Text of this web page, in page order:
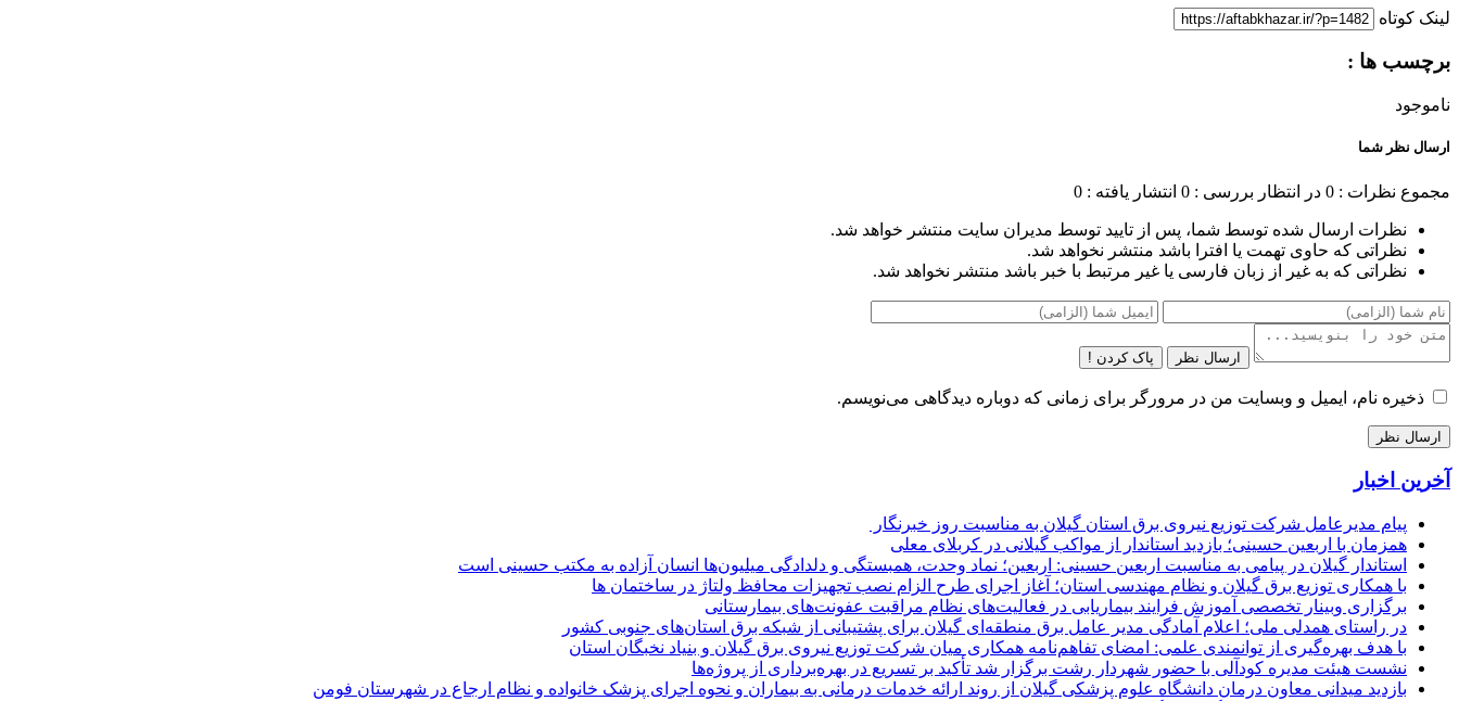
لینک کوتاه
برچسب ها :
ناموجود
ارسال نظر شما
مجموع نظرات : 0 در انتظار بررسی : 0 انتشار یافته : 0
نظرات ارسال شده توسط شما، پس از تایید توسط مدیران سایت منتشر خواهد شد.
نظراتی که حاوی تهمت یا افترا باشد منتشر نخواهد شد.
نظراتی که به غیر از زبان فارسی یا غیر مرتبط با خبر باشد منتشر نخواهد شد.
ارسال نظر پاک کردن !
ذخیره نام، ایمیل و وبسایت من در مرورگر برای زمانی که دوباره دیدگاهی می‌نویسم.
آخرین اخبار
پیام مدیرعامل شركت توزیع نیروی برق استان گیلان به مناسبت روز خبرنگار ‌
همزمان با اربعین حسینی؛ بازدید استاندار از مواکب گیلانی در کربلای معلی
استاندار گیلان در پیامی به مناسبت اربعین حسینی: اربعین؛ نماد وحدت، همبستگی و دلدادگی میلیون‌ها انسان آزاده به مکتب حسینی است
با همکاری توزیع برق گیلان و نظام مهندسی استان؛ آغاز اجرای طرح الزام نصب تجهیزات محافظ ولتاژ در ساختمان ها
برگزاری وبینار تخصصی آموزش فرایند بیماریابی در فعالیت‌های نظام مراقبت عفونت‌های بیمارستانی
در راستای همدلی ملی؛ اعلام آمادگی مدیر عامل برق منطقه‌ای گیلان برای پشتیبانی از شبكه برق استان‌های جنوبی كشور
با هدف بهره‌گیری از توانمندی علمی: امضای تفاهم‌نامه همكاری میان شركت توزیع نیروی برق گیلان و بنیاد نخبگان استان
نشست هیئت مدیره کودآلی با حضور شهردار رشت برگزار شد تأکید بر تسریع در بهره‌برداری از پروژه‌ها
بازدید میدانی معاون درمان دانشگاه علوم پزشکی گیلان از روند ارائه خدمات درمانی به بیماران و نحوه اجرای پزشک خانواده و نظام ارجاع در شهرستان فومن